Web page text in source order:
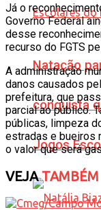
Natação
conquista
Jogos
Já o
Governo Federal
desse
recurso do FGTS
A administração
danos causados
prefeitura, que
parcial ao público.
públicas, limpeza
estradas e bueiros
o valor que será
VEJATAMBÉM